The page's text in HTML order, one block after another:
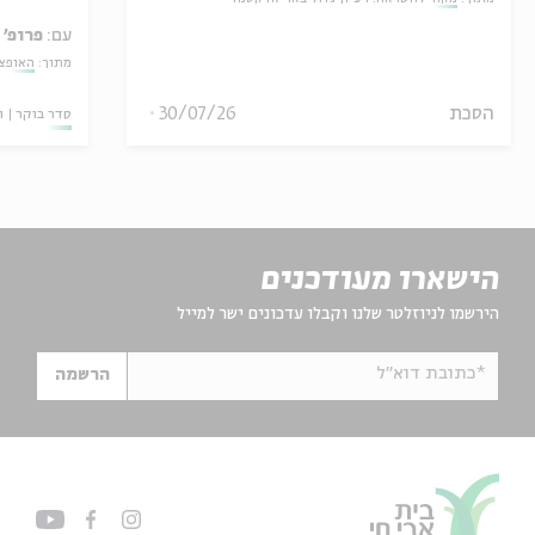
הסכת 30/07/26
עם: פרופ'
מתוך:
סדר בוקר
הישארו מעודכנים
הירשמו לניוזלטר שלנו וקבלו עדכונים ישר למייל
*כתובת דוא"ל הרשמה